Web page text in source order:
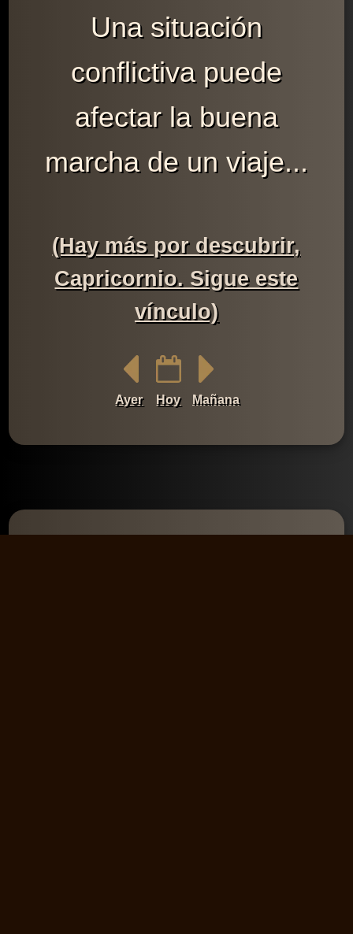
Una situación
conflictiva puede
afectar la buena
marcha de un viaje...
(Hay más por descubrir,
Capricornio. Sigue este
vínculo)
Ayer Hoy Mañana